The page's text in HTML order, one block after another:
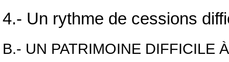
4.- Un rythme de cessions
B.- UN PATRIMOINE DIFFICILE